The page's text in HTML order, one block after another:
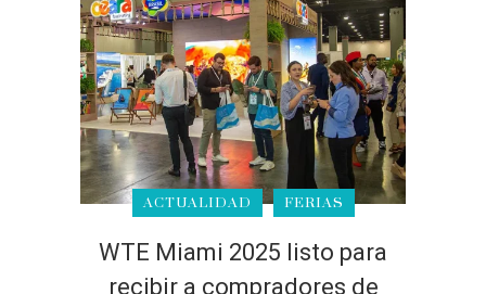
ACTUALIDAD FERIAS
WTE Miami 2025 listo para
recibir a compradores de